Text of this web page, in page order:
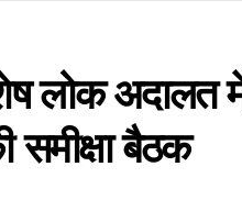
लोक
समीक्षा बैठक